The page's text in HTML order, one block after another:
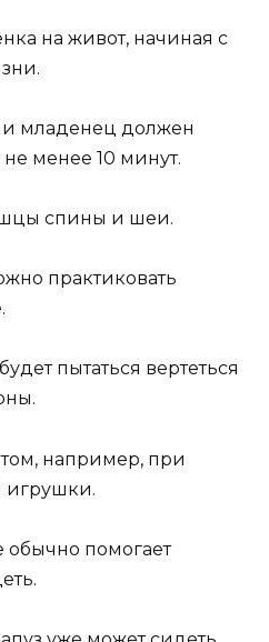
на живот, начиная с
младенец должен
менее 10 минут.
спины и шеи.
практиковать
пытаться вертеться
например, при
помогает